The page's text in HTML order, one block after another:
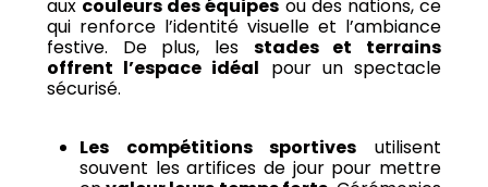
aux couleurs des équipes ou des nations, ce
qui renforce l’identité visuelle et l’ambiance
festive. De plus, les stades et terrains
offrent l’espace idéal pour un spectacle
sécurisé.
Les compétitions sportives utilisent
souvent les artifices de jour pour mettre